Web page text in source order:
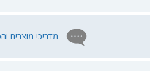
מדריכי מוצרים